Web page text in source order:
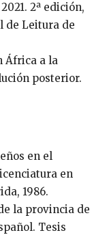
2ª edición,
de Leitura de
África a la
posterior.
en el
en
1986.
la provincia de
Tesis